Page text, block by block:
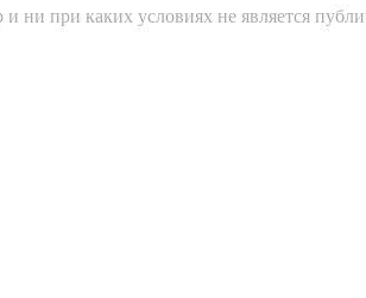
при каких условиях не является